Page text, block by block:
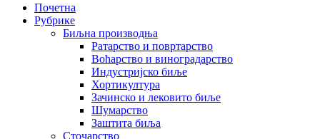
Почетна
Рубрике
Биљна производња
Ратарство и повртарство
Воћарство и виноградарство
Индустријско биље
Хортикултура
Зачинско и лековито биље
Шумарство
Заштита биља
Сточарство